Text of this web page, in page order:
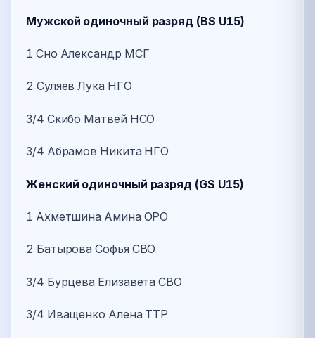
Мужской одиночный разряд (BS U15)
1 Сно Александр МСГ
2 Суляев Лука НГО
3/4 Скибо Матвей НСО
3/4 Абрамов Никита НГО
Женский одиночный разряд (GS U15)
1 Ахметшина Амина ОРО
2 Батырова Софья СВО
3/4 Бурцева Елизавета СВО
3/4 Иващенко Алена ТТР